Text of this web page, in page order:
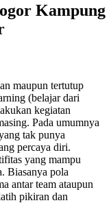
Kampung
maupun tertutup
(belajar dari
kegiatan
Pada umumnya
tak punya
percaya diri.
yang mampu
Biasanya pola
antar team ataupun
pikiran dan